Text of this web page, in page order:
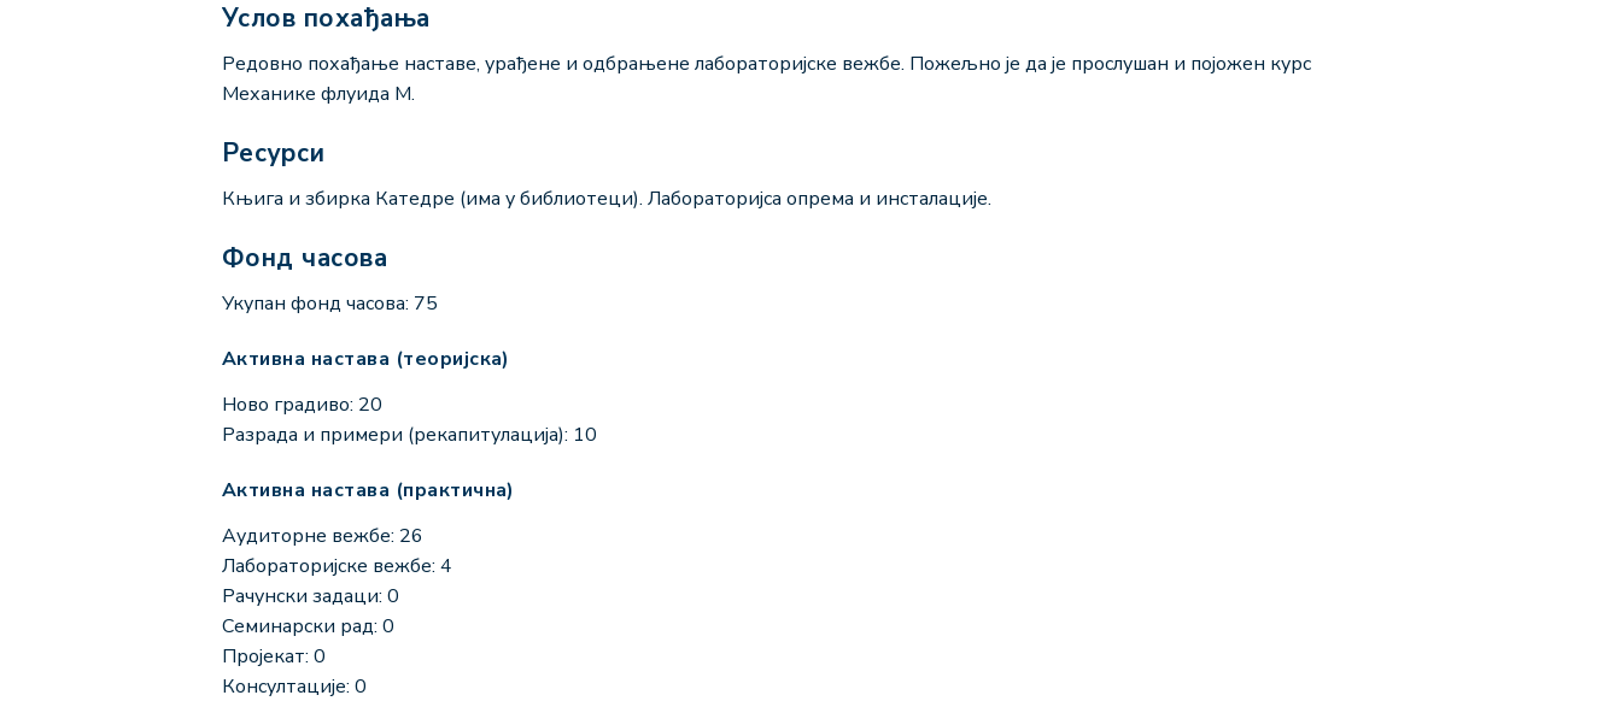
Услов похађања
Редовно похађање наставе, урађене и одбрањене лабораторијске вежбе. Пожељно је да је прослушан и појожен курс
Механике флуида М.
Ресурси
Књига и збирка Катедре (има у библиотеци). Лабораторијса опрема и инсталације.
Фонд часова
Укупан фонд часова: 75
Активна настава (теоријска)
Ново градиво: 20
Разрада и примери (рекапитулација): 10
Активна настава (практична)
Аудиторне вежбе: 26
Лабораторијске вежбе: 4
Рачунски задаци: 0
Семинарски рад: 0
Пројекат: 0
Консултације: 0